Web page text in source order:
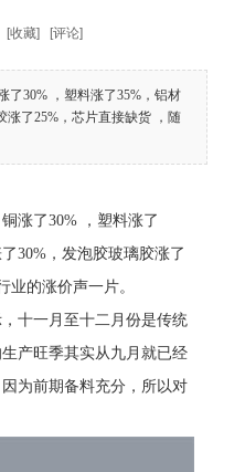
[收藏] [评论]
30% ，塑料涨了35%，铝材
涨了25%，芯片直接缺货 ，随
涨了30% ，塑料涨了
30%，发泡胶玻璃胶涨了
的涨价声一片。
十一月至十二月份是传统
产旺季其实从九月就已经
为前期备料充分，所以对